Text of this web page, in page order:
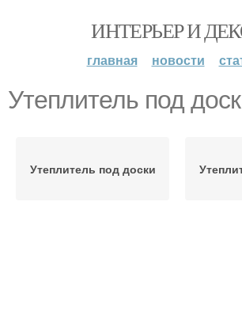
ИНТЕРЬЕР И
главная новости
Утеплитель под
Утеплитель под доски